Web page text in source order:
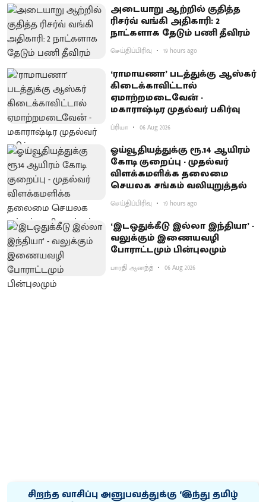
அடையாறு ஆற்றில் குதித்த
ரிசர்வ் வங்கி அதிகாரி: 2
நாட்களாக தேடும் பணி தீவிரம்
செய்திப்பிரிவு 19 hours ago
‘ராமாயணா’ படத்துக்கு ஆஸ்கர்
கிடைக்காவிட்டால்
ஏமாற்றமடைவேன் -
மகாராஷ்டிர முதல்வர் பகிர்வு
ப்ரியா 06 Aug 2026
ஓய்வூதியத்துக்கு ரூ.14 ஆயிரம்
கோடி குறைப்பு - முதல்வர்
விளக்கமளிக்க தலைமை
செயலக சங்கம் வலியுறுத்தல்
செய்திப்பிரிவு 19 hours ago
‘இடஒதுக்கீடு இல்லா இந்தியா’ -
வலுக்கும் இணையவழி
போராட்டமும் பின்புலமும்
பாரதி ஆனந்த் 06 Aug 2026
சிறந்த வாசிப்பு அனுபவத்துக்கு ‘இந்து தமிழ்